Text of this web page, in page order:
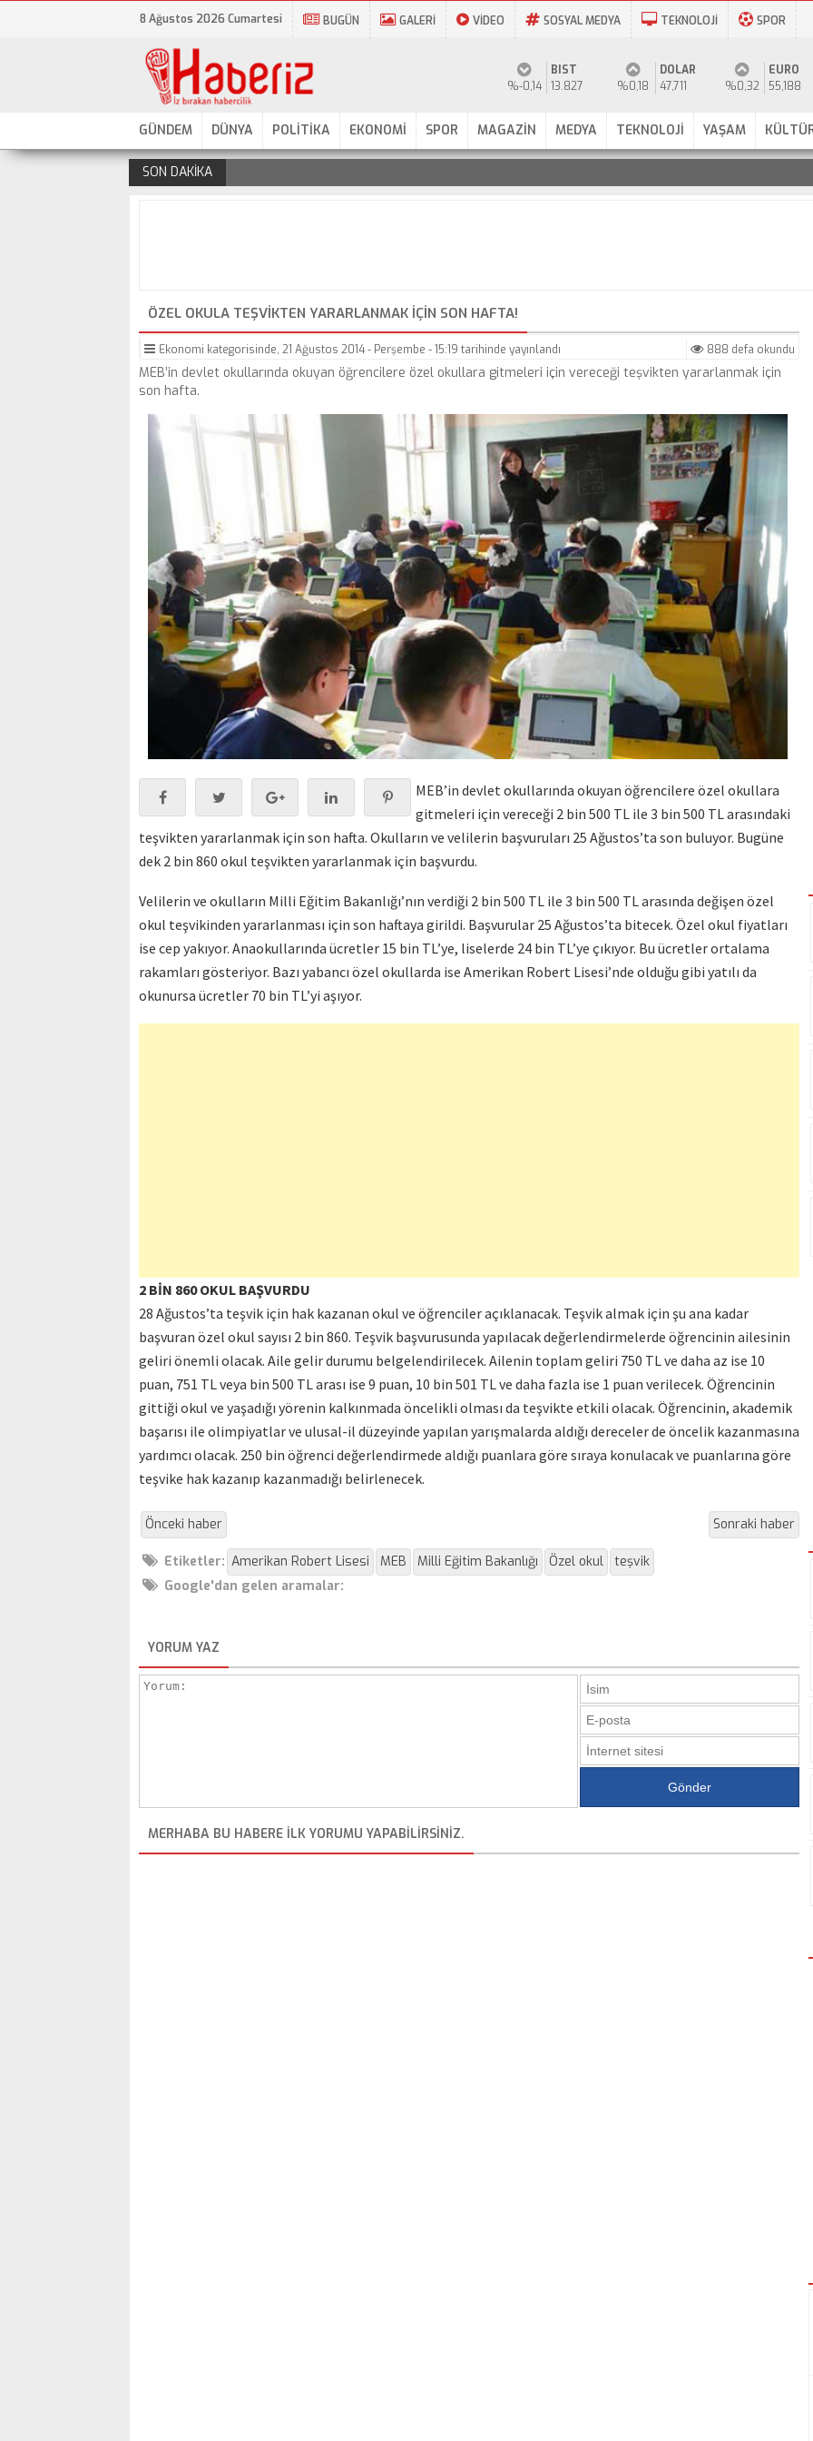
8 Ağustos 2026 Cumartesi BUGÜN GALERİ VİDEO SOSYAL MEDYA TEKNOLOJİ SPOR
%-0,14
BIST
13.827
%0,18
DOLAR
47,711
%0,32
EURO
55,188
GÜNDEM DÜNYA POLİTİKA EKONOMİ SPOR MAGAZİN MEDYA TEKNOLOJİ YAŞAM
SON DAKİKA
ÖZEL OKULA TEŞVIKTEN YARARLANMAK IÇIN SON HAFTA!
888 defa okundu
Ekonomi kategorisinde, 21 Ağustos 2014 - Perşembe - 15:19 tarihinde yayınlandı
MEB’in devlet okullarında okuyan öğrencilere özel okullara gitmeleri için vereceği teşvikten yararlanmak için
son hafta.
MEB’in devlet okullarında okuyan öğrencilere özel okullara
gitmeleri için vereceği 2 bin 500 TL ile 3 bin 500 TL arasındaki
teşvikten yararlanmak için son hafta. Okulların ve velilerin başvuruları 25 Ağustos’ta son buluyor. Bugüne
dek 2 bin 860 okul teşvikten yararlanmak için başvurdu.
Velilerin ve okulların Milli Eğitim Bakanlığı’nın verdiği 2 bin 500 TL ile 3 bin 500 TL arasında değişen özel
okul teşvikinden yararlanması için son haftaya girildi. Başvurular 25 Ağustos’ta bitecek. Özel okul fiyatları
ise cep yakıyor. Anaokullarında ücretler 15 bin TL’ye, liselerde 24 bin TL’ye çıkıyor. Bu ücretler ortalama
rakamları gösteriyor. Bazı yabancı özel okullarda ise Amerikan Robert Lisesi’nde olduğu gibi yatılı da
okunursa ücretler 70 bin TL’yi aşıyor.
2 BİN 860 OKUL BAŞVURDU
28 Ağustos’ta teşvik için hak kazanan okul ve öğrenciler açıklanacak. Teşvik almak için şu ana kadar
başvuran özel okul sayısı 2 bin 860. Teşvik başvurusunda yapılacak değerlendirmelerde öğrencinin ailesinin
geliri önemli olacak. Aile gelir durumu belgelendirilecek. Ailenin toplam geliri 750 TL ve daha az ise 10
puan, 751 TL veya bin 500 TL arası ise 9 puan, 10 bin 501 TL ve daha fazla ise 1 puan verilecek. Öğrencinin
gittiği okul ve yaşadığı yörenin kalkınmada öncelikli olması da teşvikte etkili olacak. Öğrencinin, akademik
başarısı ile olimpiyatlar ve ulusal-il düzeyinde yapılan yarışmalarda aldığı dereceler de öncelik kazanmasına
yardımcı olacak. 250 bin öğrenci değerlendirmede aldığı puanlara göre sıraya konulacak ve puanlarına göre
teşvike hak kazanıp kazanmadığı belirlenecek.
Önceki haber Sonraki haber
Etiketler: Amerikan Robert Lisesi MEB Milli Eğitim Bakanlığı Özel okul
teşvik
Google'dan gelen aramalar:
YORUM YAZ
MERHABA BU HABERE ILK YORUMU YAPABILIRSINIZ.